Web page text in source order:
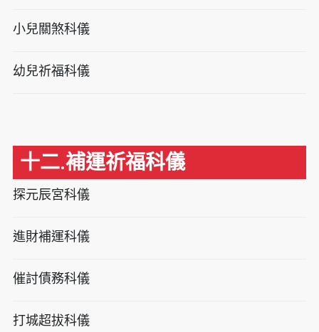
小兒關煞科儀
幼兒祈福科儀
十二.補運祈福科儀
探元辰宮科儀
進財補運科儀
催討債務科儀
打城超拔科儀